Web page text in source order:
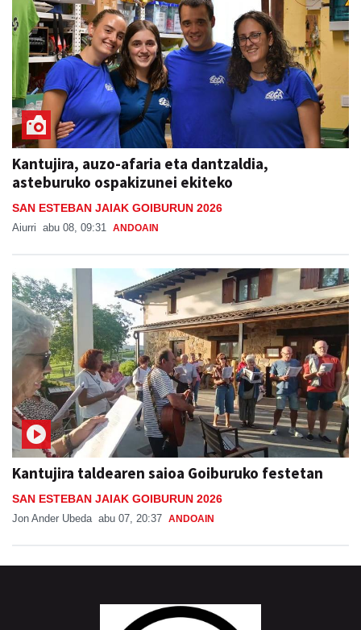
Kantujira, auzo-afaria eta dantzaldia,
asteburuko ospakizunei ekiteko
SAN ESTEBAN JAIAK GOIBURUN 2026
Aiurri abu 08, 09:31 ANDOAIN
Kantujira taldearen saioa Goiburuko festetan
SAN ESTEBAN JAIAK GOIBURUN 2026
Jon Ander Ubeda abu 07, 20:37 ANDOAIN